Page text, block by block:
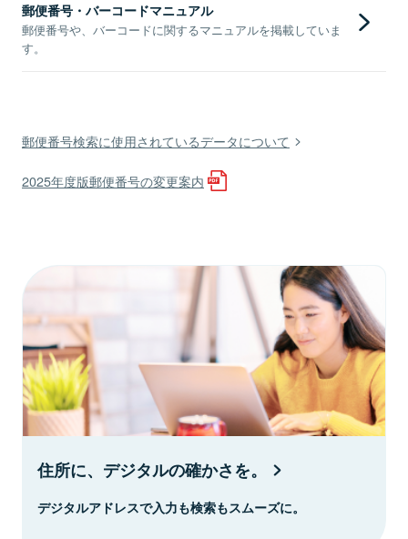
郵便番号・バーコードマニュアル
郵便番号や、バーコードに関するマニュアルを掲載していま
す。
郵便番号検索に使用されているデータについて
2025年度版郵便番号の変更案内
住所に、デジタルの確かさを。
デジタルアドレスで入力も検索もスムーズに。